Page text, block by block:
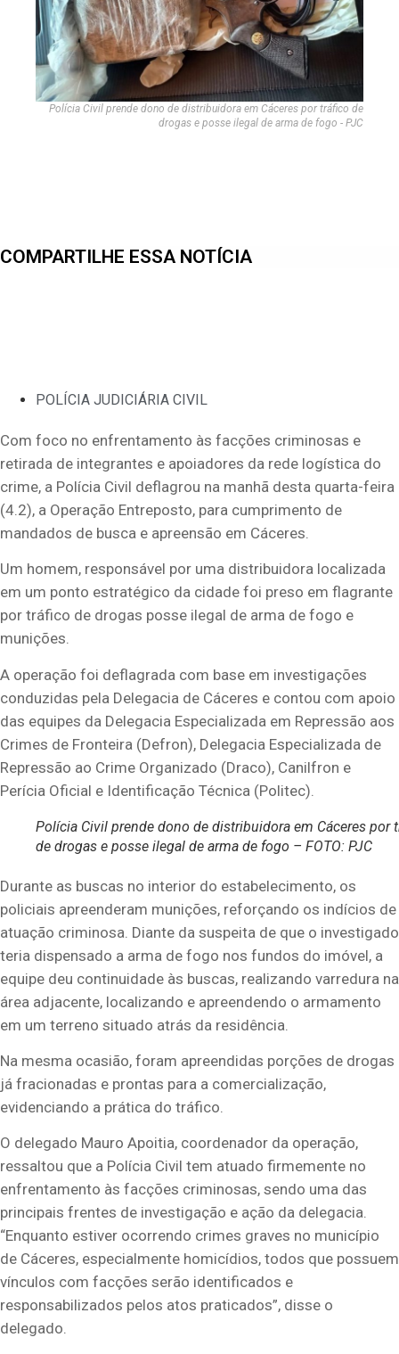
Polícia Civil prende dono de distribuidora em Cáceres por tráfico de
drogas e posse ilegal de arma de fogo - PJC
COMPARTILHE ESSA NOTÍCIA
POLÍCIA JUDICIÁRIA CIVIL
Com foco no enfrentamento às facções criminosas e
retirada de integrantes e apoiadores da rede logística do
crime, a Polícia Civil deflagrou na manhã desta quarta-feira
(4.2), a Operação Entreposto, para cumprimento de
mandados de busca e apreensão em Cáceres.
Um homem, responsável por uma distribuidora localizada
em um ponto estratégico da cidade foi preso em flagrante
por tráfico de drogas posse ilegal de arma de fogo e
munições.
A operação foi deflagrada com base em investigações
conduzidas pela Delegacia de Cáceres e contou com apoio
das equipes da Delegacia Especializada em Repressão aos
Crimes de Fronteira (Defron), Delegacia Especializada de
Repressão ao Crime Organizado (Draco), Canilfron e
Perícia Oficial e Identificação Técnica (Politec).
Polícia Civil prende dono de distribuidora em Cáceres por
de drogas e posse ilegal de arma de fogo – FOTO: PJC
Durante as buscas no interior do estabelecimento, os
policiais apreenderam munições, reforçando os indícios de
atuação criminosa. Diante da suspeita de que o investigado
teria dispensado a arma de fogo nos fundos do imóvel, a
equipe deu continuidade às buscas, realizando varredura na
área adjacente, localizando e apreendendo o armamento
em um terreno situado atrás da residência.
Na mesma ocasião, foram apreendidas porções de drogas
já fracionadas e prontas para a comercialização,
evidenciando a prática do tráfico.
O delegado Mauro Apoitia, coordenador da operação,
ressaltou que a Polícia Civil tem atuado firmemente no
enfrentamento às facções criminosas, sendo uma das
principais frentes de investigação e ação da delegacia.
“Enquanto estiver ocorrendo crimes graves no município
de Cáceres, especialmente homicídios, todos que possuem
vínculos com facções serão identificados e
responsabilizados pelos atos praticados”, disse o
delegado.